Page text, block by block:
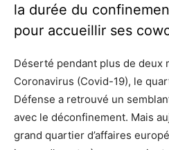
la durée du
pour accueillir ses
Déserté pendant plus de deux
Coronavirus (Covid-19), le
Défense a retrouvé un
avec le déconfinement. Mais
grand quartier d’affaires